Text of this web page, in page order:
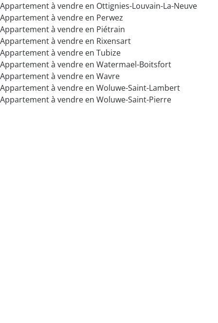
Appartement à vendre en Ottignies-Louvain-La-Neuve
Appartement à vendre en Perwez
Appartement à vendre en Piétrain
Appartement à vendre en Rixensart
Appartement à vendre en Tubize
Appartement à vendre en Watermael-Boitsfort
Appartement à vendre en Wavre
Appartement à vendre en Woluwe-Saint-Lambert
Appartement à vendre en Woluwe-Saint-Pierre